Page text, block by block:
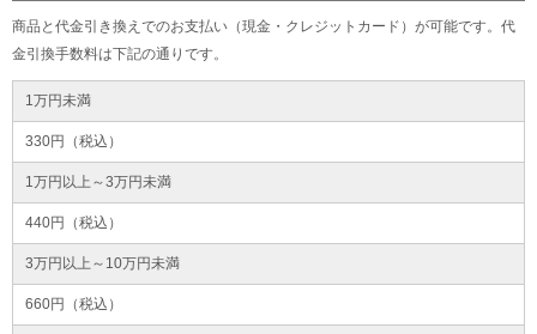
商品と代金引き換えでのお支払い（現金・クレジットカード）が可能です。代
金引換手数料は下記の通りです。
1万円未満
330円（税込）
1万円以上～3万円未満
440円（税込）
3万円以上～10万円未満
660円（税込）